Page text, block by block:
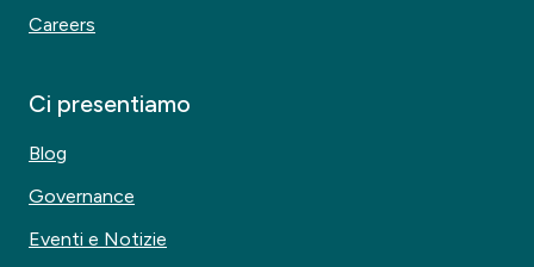
Careers
Ci presentiamo
Blog
Governance
Eventi e Notizie